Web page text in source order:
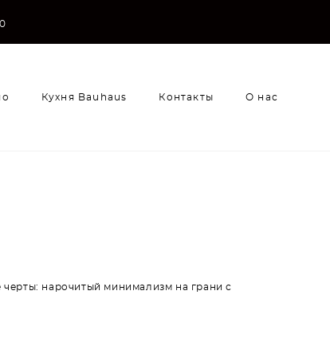
Кухня Bauhaus Контакты О нас
черты: нарочитый минимализм на грани с